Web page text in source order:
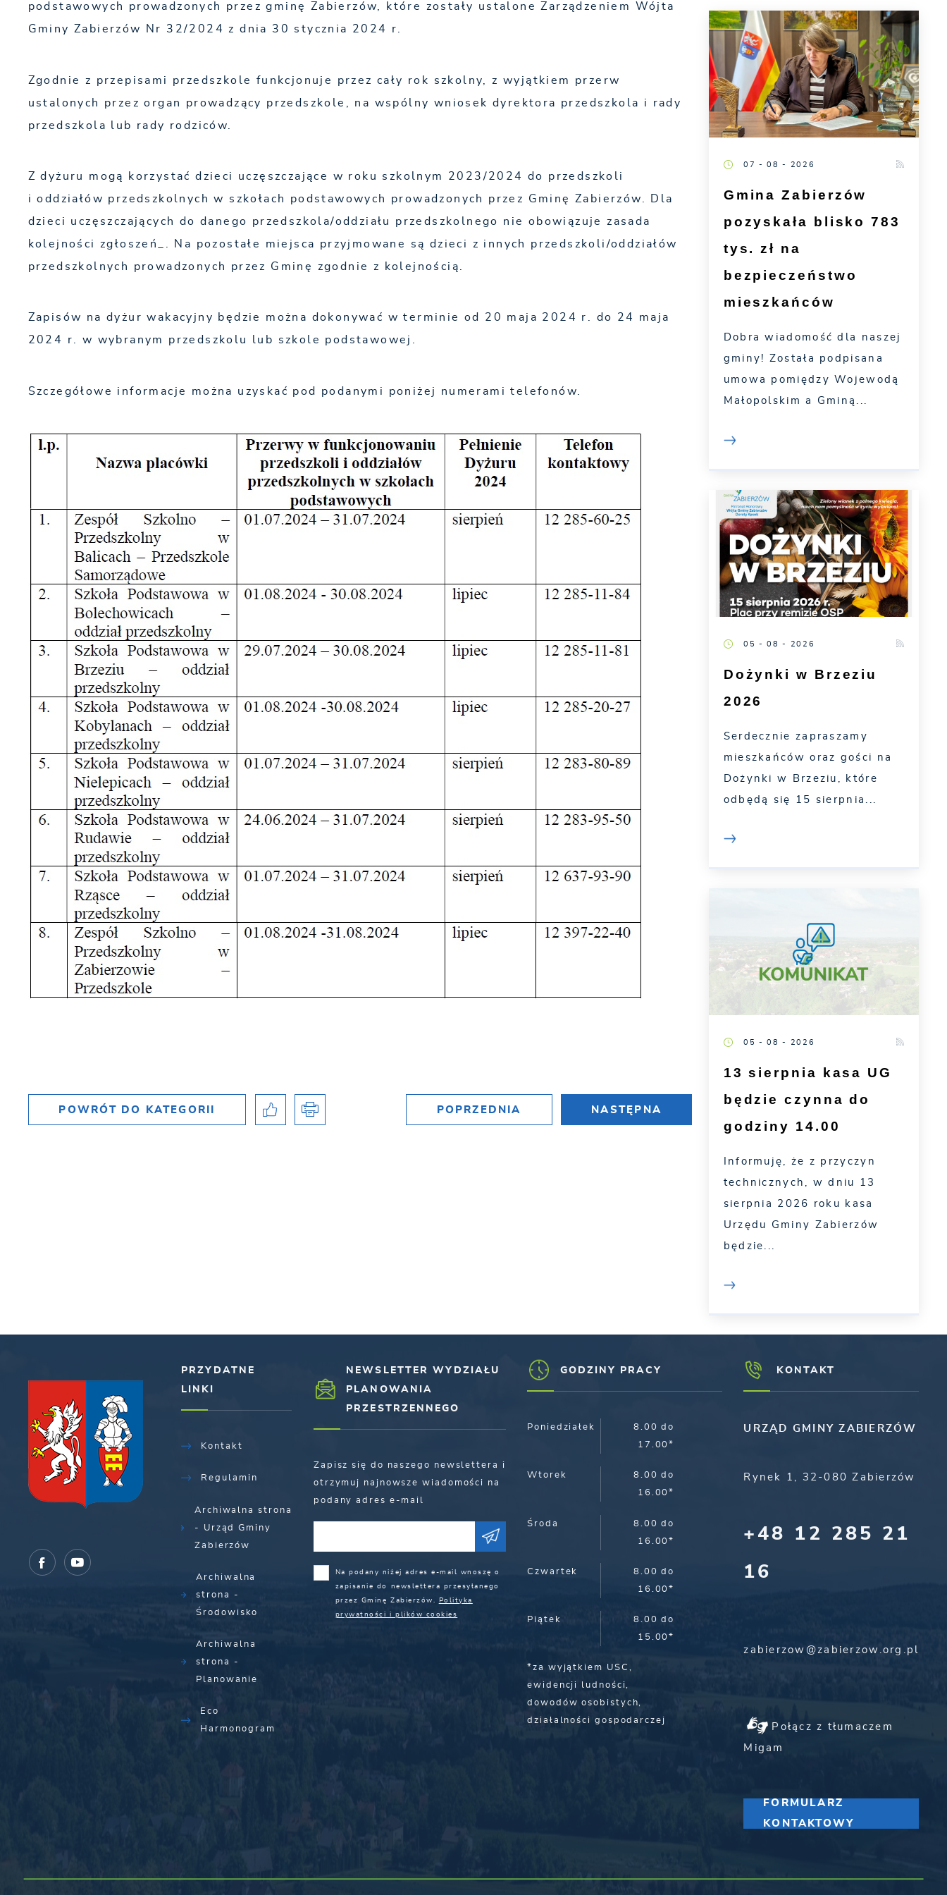
podstawowych prowadzonych przez gminę Zabierzów, które zostały ustalone Zarządzeniem Wójta
Gminy Zabierzów Nr 32/2024 z dnia 30 stycznia 2024 r.
Zgodnie z przepisami przedszkole funkcjonuje przez cały rok szkolny, z wyjątkiem przerw
ustalonych przez organ prowadzący przedszkole, na wspólny wniosek dyrektora przedszkola i rady
przedszkola lub rady rodziców.
Z dyżuru mogą korzystać dzieci uczęszczające w roku szkolnym 2023/2024 do przedszkoli
i oddziałów przedszkolnych w szkołach podstawowych prowadzonych przez Gminę Zabierzów. Dla
dzieci uczęszczających do danego przedszkola/oddziału przedszkolnego nie obowiązuje zasada
kolejności zgłoszeń_. Na pozostałe miejsca przyjmowane są dzieci z innych przedszkoli/oddziałów
przedszkolnych prowadzonych przez Gminę zgodnie z kolejnością.
Zapisów na dyżur wakacyjny będzie można dokonywać w terminie od 20 maja 2024 r. do 24 maja
2024 r. w wybranym przedszkolu lub szkole podstawowej.
Szczegółowe informacje można uzyskać pod podanymi poniżej numerami telefonów.
POWRÓT DO KATEGORII POPRZEDNIA NASTĘPNA
07 - 08 - 2026
Gmina Zabierzów
pozyskała blisko 783
tys. zł na
bezpieczeństwo
mieszkańców
Dobra wiadomość dla naszej
gminy! Została podpisana
umowa pomiędzy Wojewodą
Małopolskim a Gminą...
05 - 08 - 2026
Dożynki w Brzeziu
2026
Serdecznie zapraszamy
mieszkańców oraz gości na
Dożynki w Brzeziu, które
odbędą się 15 sierpnia...
05 - 08 - 2026
13 sierpnia kasa UG
będzie czynna do
godziny 14.00
Informuję, że z przyczyn
technicznych, w dniu 13
sierpnia 2026 roku kasa
Urzędu Gminy Zabierzów
będzie...
PRZYDATNE
LINKI
Kontakt
Regulamin
Archiwalna strona
- Urząd Gminy
Zabierzów
Archiwalna
strona -
Środowisko
Archiwalna
strona -
Planowanie
Eco
Harmonogram
NEWSLETTER WYDZIAŁU
PLANOWANIA
PRZESTRZENNEGO
Zapisz się do naszego newslettera i
otrzymuj najnowsze wiadomości na
podany adres e-mail
Na podany niżej adres e-mail wnoszę o
zapisanie do newslettera przesyłanego
przez Gminę Zabierzów.
Polityka
prywatności i plików cookies
GODZINY PRACY
Poniedziałek
8.00 do
17.00*
Wtorek
8.00 do
16.00*
Środa
8.00 do
16.00*
Czwartek
8.00 do
16.00*
Piątek
8.00 do
15.00*
*za wyjątkiem USC,
ewidencji ludności,
dowodów osobistych,
działalności gospodarczej
KONTAKT
URZĄD GMINY ZABIERZÓW
Rynek 1, 32-080 Zabierzów
+48 12 285 21
16
zabierzow@zabierzow.org.pl
Połącz z tłumaczem
Migam
FORMULARZ
KONTAKTOWY